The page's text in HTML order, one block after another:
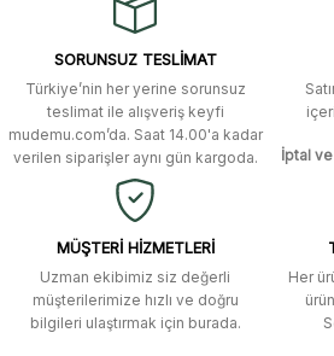
Ürün resmi kalitesiz, bozuk veya
Ürün bilgilerinde hatalar bulunuyor.
Ürün fiyatı diğer sitelerden daha pahalı.
Bu ürüne benzer farklı alternatifler olmalı.
ulaştı. Mağaza yetkilileri oldukça
yanıt aldım ve çözüm buldum.
Murat Duman | 17/03/2026
Site güvenilir ve kullanışlı, fakat
kavela ve diğer ahşap aksesuarları
menü seçeneklerinde bulunmuyor,
spesifik olarak "kavela" terimini
aratarak bulunabilir.
M... K... | 12/12/2025
SORUNSUZ TESLİMAT
Türkiye’nin her yerine sorunsuz
teslimat ile alışveriş keyfi
mudemu.com’da. Saat 14.00'a kadar
verilen siparişler aynı gün kargoda.
İptal ve
MÜŞTERİ HİZMETLERİ
Uzman ekibimiz siz değerli
müşterilerimize hızlı ve doğru
bilgileri ulaştırmak için burada.
Her